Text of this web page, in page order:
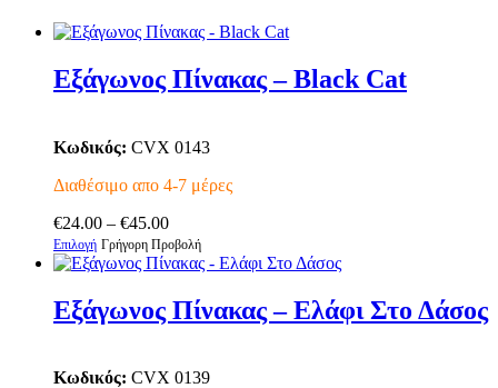
Εξάγωνος Πίνακας – Black Cat
Κωδικός: CVX 0143
Διαθέσιμο απο 4-7 μέρες
€24.00 – €45.00Price
range:
€24.00
€45.00
Επιλογή Αυτό
το
πολλαπλές
επιλογές
Γρήγορη Προβολή
Εξάγωνος Πίνακας – Ελάφι Στο Δάσος
Κωδικός: CVX 0139